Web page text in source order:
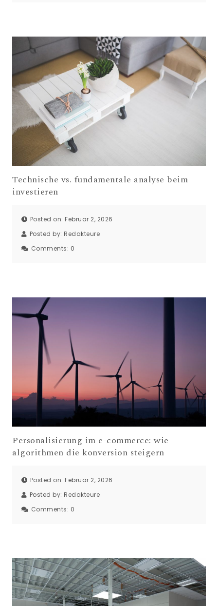
Technische vs. fundamentale analyse beim
investieren
Posted on: Februar 2, 2026
Posted by: Redakteure
Comments: 0
Personalisierung im e-commerce: wie
algorithmen die konversion steigern
Posted on: Februar 2, 2026
Posted by: Redakteure
Comments: 0